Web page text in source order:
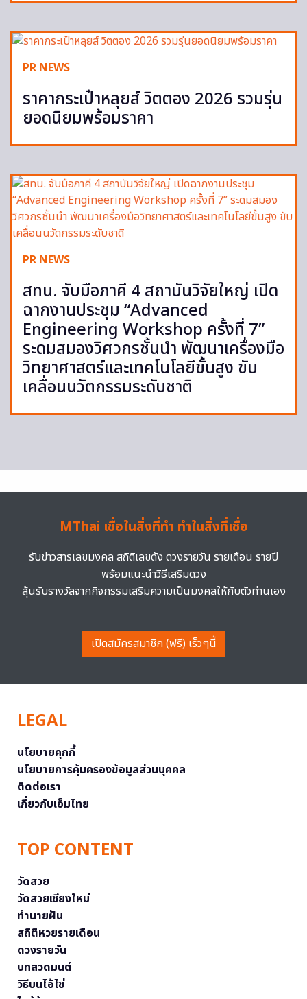
PR NEWS
ราคากระเป๋าหลุยส์ วิตตอง 2026 รวมรุ่น
ยอดนิยมพร้อมราคา
PR NEWS
สทน. จับมือภาคี 4 สถาบันวิจัยใหญ่ เปิด
ฉากงานประชุม “Advanced
Engineering Workshop ครั้งที่ 7”
ระดมสมองวิศวกรชั้นนำ พัฒนาเครื่องมือ
วิทยาศาสตร์และเทคโนโลยีขั้นสูง ขับ
เคลื่อนนวัตกรรมระดับชาติ
MThai เชื่อในสิ่งที่ทำ ทำในสิ่งที่เชื่อ
รับข่าวสารเลขมงคล สถิติเลขดัง ดวงรายวัน รายเดือน รายปี
พร้อมแนะนำวิธีเสริมดวง
ลุ้นรับรางวัลจากกิจกรรมเสริมความเป็นมงคลให้กับตัวท่านเอง
เปิดสมัครสมาชิก (ฟรี) เร็วๆนี้
LEGAL
นโยบายคุกกี้
นโยบายการคุ้มครองข้อมูลส่วนบุคคล
ติดต่อเรา
เกี่ยวกับเอ็มไทย
TOP CONTENT
วัดสวย
วัดสวยเชียงใหม่
ทำนายฝัน
สถิติหวยรายเดือน
ดวงรายวัน
บทสวดมนต์
วิธีบนไอ้ไข่